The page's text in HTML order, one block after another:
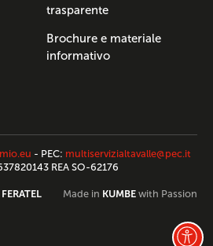
trasparente
Brochure e materiale
informativo
- PEC: multiservizialtavalle@pec.it
REA SO-62176
FERATEL Made in KUMBE with Passion